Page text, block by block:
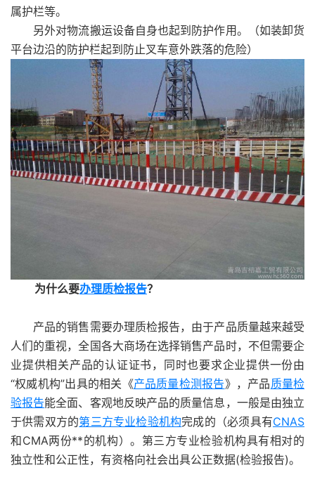
属护栏等。
另外对物流搬运设备自身也起到防护作用。（如装卸货
平台边沿的防护栏起到防止叉车意外跌落的危险）
为什么要办理质检报告？
产品的销售需要办理质检报告，由于产品质量越来越受
人们的重视，全国各大商场在选择销售产品时，不但需要企
业提供相关产品的认证证书，同时也要求企业提供一份由
“权威机构”出具的相关《产品质量检测报告》，产品质量检
验报告能全面、客观地反映产品的质量信息，一般是由独立
于供需双方的第三方专业检验机构完成的（必须具有CNAS
和CMA两份**的机构）。第三方专业检验机构具有相对的
独立性和公正性，有资格向社会出具公正数据(检验报告)。